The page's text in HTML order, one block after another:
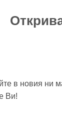
в новия ни
Ви!